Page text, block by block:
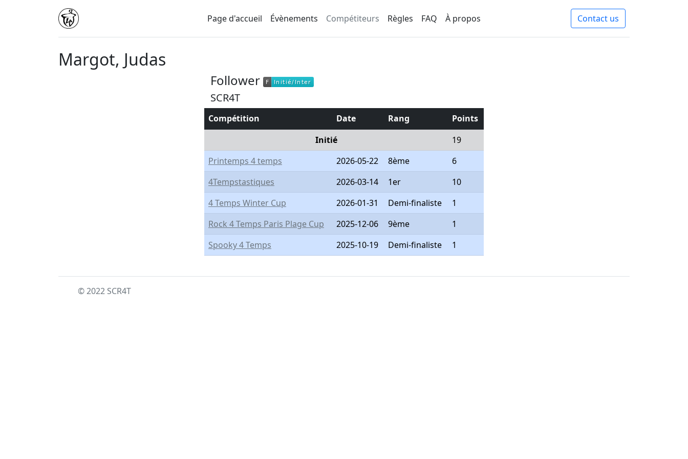
Page d'accueil Évènements Compétiteurs Règles FAQ À propos Contact us
Margot, Judas
Follower F
F Initié/Inter
Initié/Inter
SCR4T
Compétition Date Rang
Points
Initié
19
Printemps 4 temps
2026-05-22 8ème
6
4Tempstastiques
2026-03-14 1er
10
4 Temps Winter Cup
2026-01-31 Demi-finaliste
1
Rock 4 Temps Paris Plage Cup
2025-12-06 9ème
1
Spooky 4 Temps
2025-10-19 Demi-finaliste 1
© 2022 SCR4T